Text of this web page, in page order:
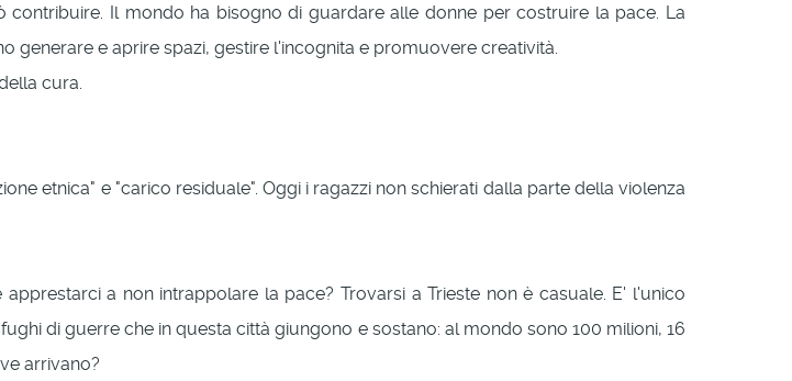
Il mondo ha bisogno di guardare alle donne per costruire la pace. La
generare e aprire spazi, gestire l'incognita e promuovere creatività.
cura.
etnica" e "carico residuale". Oggi i ragazzi non schierati dalla parte della violenza
a non intrappolare la pace? Trovarsi a Trieste non è casuale. E' l'unico
di guerre che in questa città giungono e sostano: al mondo sono 100 milioni, 16
arrivano?